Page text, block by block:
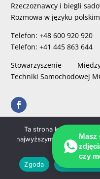
Rzeczoznawcy i biegli
Rozmowa w języku
Telefon: +48 600 920 920
Telefon: +41 445 863 644
Stowarzyszenie
Techniki Samochodowej
Menu
STRONA GŁÓWNA
Masz
czy
Ta strona korzysta z
najwyższym poziomie.
że
Zgoda
Nie wyrażam